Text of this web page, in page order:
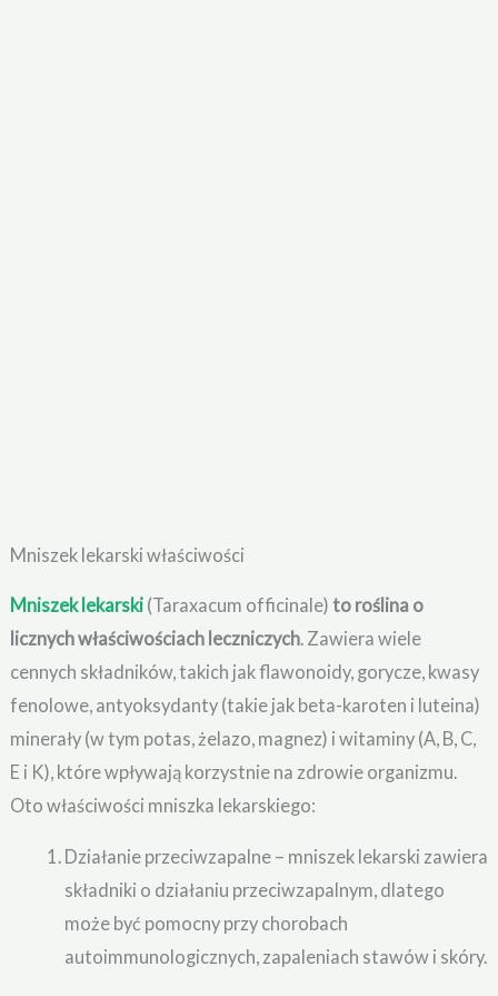
Mniszek lekarski właściwości
Mniszek lekarski(Taraxacum officinale) to roślina o
licznych właściwościach leczniczych. Zawiera wiele
cennych składników, takich jak flawonoidy, gorycze, kwasy
fenolowe, antyoksydanty (takie jak beta-karoten i luteina)
minerały (w tym potas, żelazo, magnez) i witaminy (A, B, C,
E i K), które wpływają korzystnie na zdrowie organizmu.
Oto właściwości mniszka lekarskiego:
Działanie przeciwzapalne – mniszek lekarski zawiera
składniki o działaniu przeciwzapalnym, dlatego
może być pomocny przy chorobach
autoimmunologicznych, zapaleniach stawów i skóry.